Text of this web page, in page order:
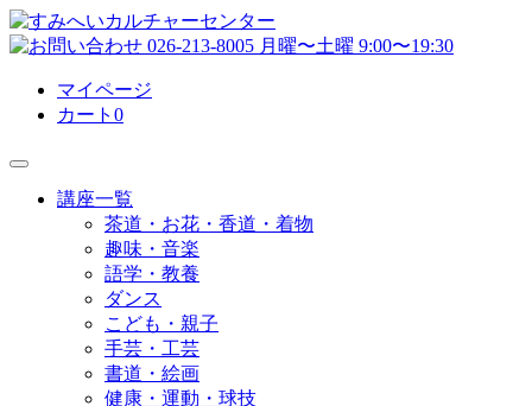
マイページ
カート 0
講座一覧
茶道・お花・香道・着物
趣味・音楽
語学・教養
ダンス
こども・親子
手芸・工芸
書道・絵画
健康・運動・球技